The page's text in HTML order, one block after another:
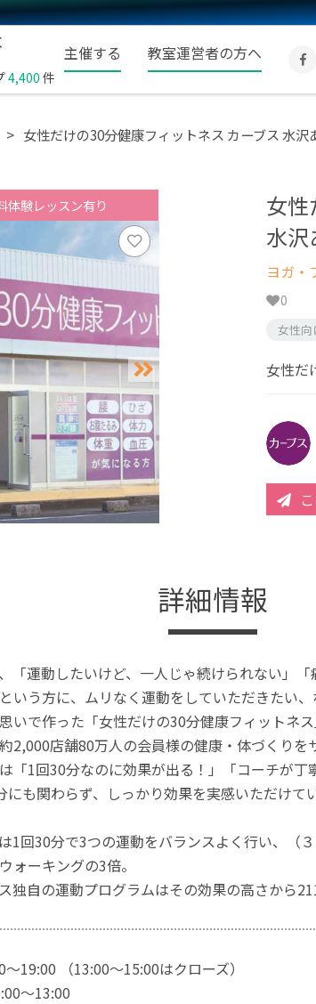
4,400 件
主催する 教室運営者の方へ
女性だけの30分健康フィットネス カーブス 水沢
体験レッスン有り
女性
水沢
ヨガ・
0
女性向
女性だ
詳細情報
「運動したいけど、一人じゃ続けられない」
いう方に、ムリなく運動をしていただきたい、
いで作った「女性だけの30分健康フィットネス
2,000店舗80万人の会員様の健康・体づくりを
「1回30分なのに効果が出る！」「コーチが
にも関わらず、しっかり効果を実感いただけてい
1回30分で3つの運動をバランスよく行い、（
ォーキングの3倍。
独自の運動プログラムはその効果の高さから
19:00 （13:00～15:00はクローズ）
～13:00